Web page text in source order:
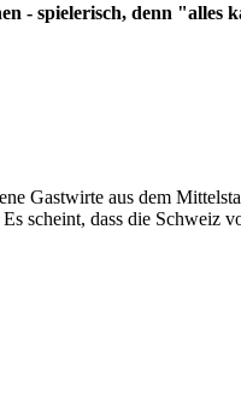
- spielerisch, denn "alles
Gastwirte aus dem
scheint, dass die